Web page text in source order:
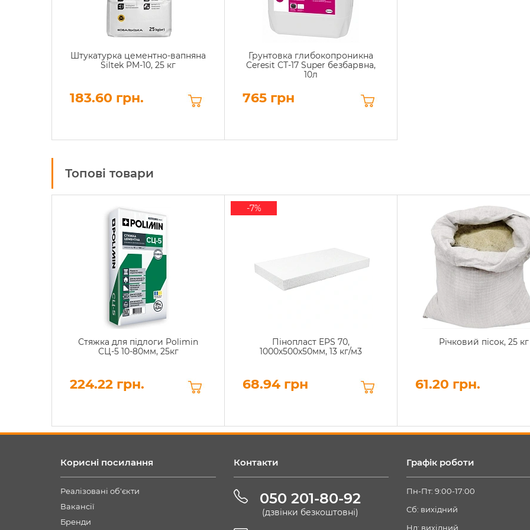
Штукатурка цементно-вапняна
Siltek PM-10, 25 кг
183.60 грн.
Грунтовка глибокопроникна
Ceresit СТ-17 Super безбарвна,
10л
765 грн
Топові товари
Стяжка для підлоги Polimin
СЦ-5 10-80мм, 25кг
224.22 грн.
Пінопласт EPS 70,
1000х500х50мм, 13 кг/м3
68.94 грн
-7%
Річковий пісок, 25 кг
61.20 грн.
Корисні посилання
Реалізовані об'єкти
Вакансії
Бренди
Контакти
050 201-80-92
(дзвінки безкоштовні)
Графік роботи
Пн-Пт: 9:00-17:00
Сб: вихідний
Нд: вихідний